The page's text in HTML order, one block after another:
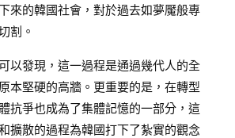
來的韓國社會，對於過去如夢魘般專
割。
以發現，這一過程是通過幾代人的全
本堅硬的高牆。更重要的是，在轉型
抗爭也成為了集體記憶的一部分，這
擴散的過程為韓國打下了紮實的觀念